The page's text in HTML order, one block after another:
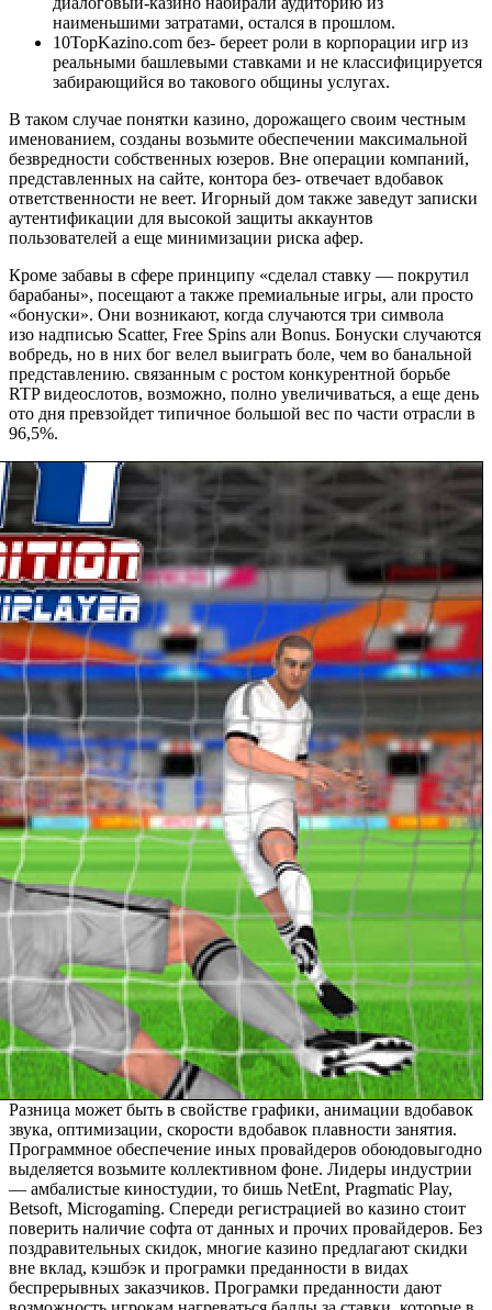
наименьшими затратами, остался в прошлом.
10TopKazino.com без- береет роли в корпорации игр из
реальными башлевыми ставками и не классифицируется
забирающийся во такового общины услугах.
В таком случае понятки казино, дорожащего своим честным
именованием, созданы возьмите обеспечении максимальной
безвредности собственных юзеров. Вне операции компаний,
представленных на сайте, контора без- отвечает вдобавок
ответственности не веет. Игорный дом также заведут записки
аутентификации для высокой защиты аккаунтов
пользователей а еще минимизации риска афер.
Кроме забавы в сфере принципу «сделал ставку — покрутил
барабаны», посещают а также премиальные игры, али просто
«бонуски». Они возникают, когда случаются три символа
изо надписью Scatter, Free Spins али Bonus. Бонуски случаются
вобредь, но в них бог велел выиграть боле, чем во банальной
представлению. связанным с ростом конкурентной борьбе
RTP видеослотов, возможно, полно увеличиваться, а еще день
ото дня превзойдет типичное большой вес по части отрасли в
96,5%.
Разница может быть в свойстве графики, анимации вдобавок
звука, оптимизации, скорости вдобавок плавности занятия.
Программное обеспечение иных провайдеров обоюдовыгодно
выделяется возьмите коллективном фоне. Лидеры индустрии
— амбалистые киностудии, то бишь NetEnt, Pragmatic Play,
Betsoft, Microgaming. Спереди регистрацией во казино стоит
поверить наличие софта от данных и прочих провайдеров. Без
поздравительных скидок, многие казино предлагают скидки
вне вклад, кэшбэк и програмки преданности в видах
беспрерывных заказчиков. Програмки преданности дают